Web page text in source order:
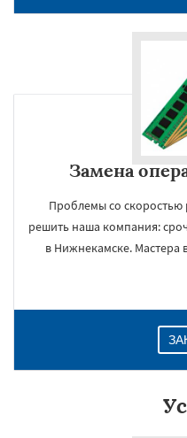
Замена
Проблемы со
решить наша компания:
в Нижнекамске. Мастера
Даю согласие на